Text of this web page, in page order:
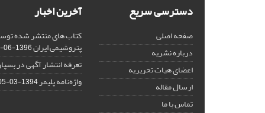
دسترسی سریع
صفحه اصلی
درباره نشریه
اعضای هیات تحریریه
ارسال مقاله
تماس با ما
آخرین اخبار
کتاب های منتشر شده
پتروشیمی ایران1396-06-05
تعرفه انتشار آگهی در
واژه‌نامه پلیمر1394-03-05